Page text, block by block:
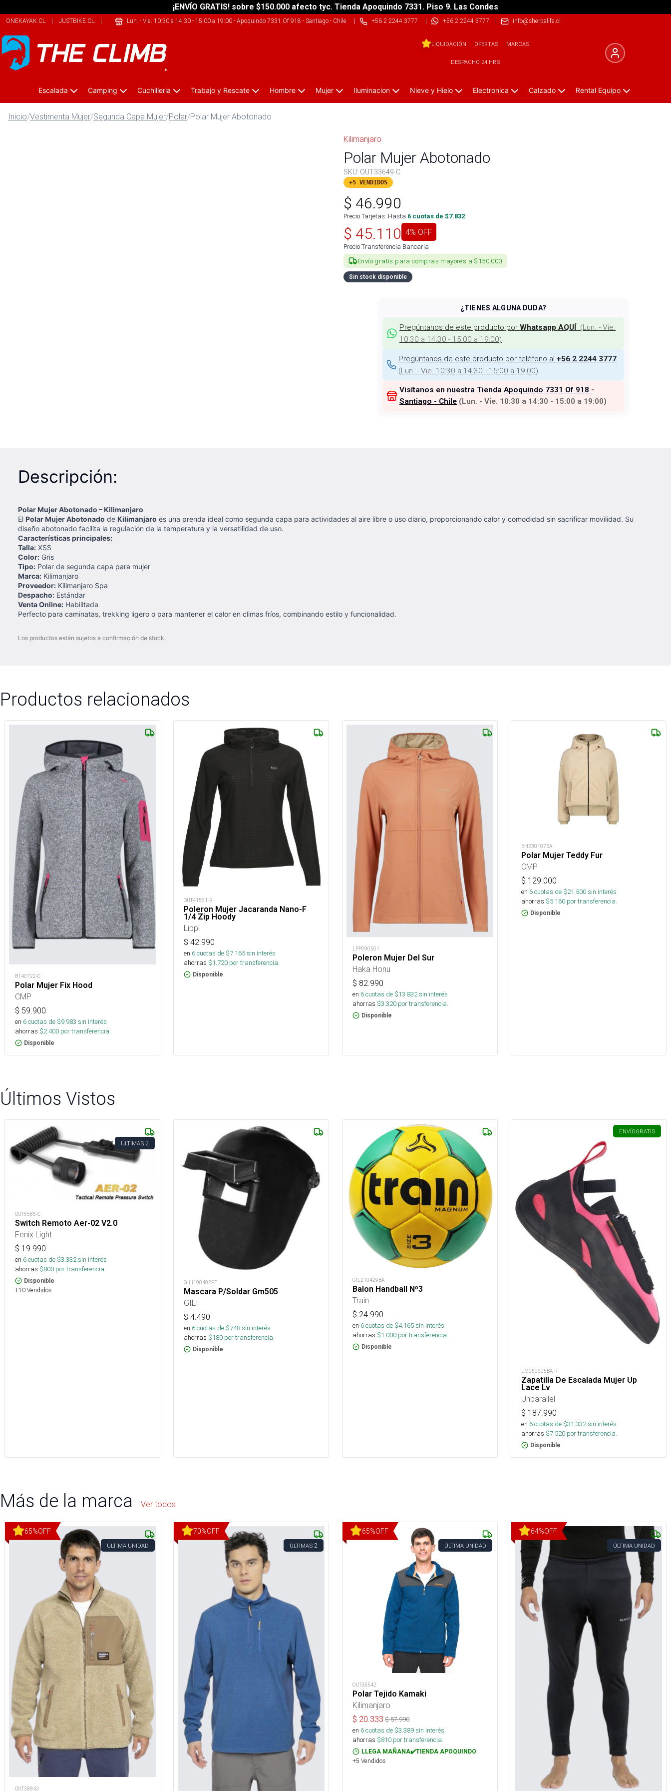
¡ENVÍO GRATIS! sobre $150.000 afecto tyc. Tienda Apoquindo 7331. Piso 9. Las Condes
ONEKAYAK.CL | JUSTBIKE.CL | THEARMY.CLLun. - Vie. 10:30 a 14:30 - 15:00 a 19:00- Apoquindo 7331 Of 918 - Santiago - Chile| +56 2 2244 3777 | +56 2 2244 3777 | info@sherpalife.cl
LIQUIDACIÓN OFERTAS MARCAS
DESPACHO 24 HRS
Escalada Camping Cuchilleria Trabajo y Rescate Hombre Mujer Iluminacion Nieve y Hielo Electronica Calzado Rental Equipo
Inicio/Vestimenta Mujer/Segunda Capa Mujer/Polar/Polar Mujer Abotonado
Kilimanjaro
Polar Mujer Abotonado
SKU: OUT33649-C
+5 VENDIDOS
$ 46.990
Precio Tarjetas: Hasta 6 cuotas de $7.832
$ 45.110 4% OFF
Precio Transferencia Bancaria
Envío gratis para compras mayores a $150.000
Sin stock disponible
¿TIENES ALGUNA DUDA?
Pregúntanos de este producto por Whatsapp AQUÍ (Lun. - Vie.
10:30 a 14:30 - 15:00 a 19:00)
Pregúntanos de este producto por teléfono al +56 2 2244 3777
(Lun. - Vie. 10:30 a 14:30 - 15:00 a 19:00)
Visítanos en nuestra Tienda Apoquindo 7331 Of 918 -
Santiago - Chile (Lun. - Vie. 10:30 a 14:30 - 15:00 a 19:00)
Descripción:
Polar Mujer Abotonado – Kilimanjaro
El Polar Mujer Abotonado de Kilimanjaro es una prenda ideal como segunda capa para actividades al aire libre o uso diario, proporcionando calor y comodidad sin sacrificar movilidad. Su
diseño abotonado facilita la regulación de la temperatura y la versatilidad de uso.
Características principales:
Talla: XSS
Color: Gris
Tipo: Polar de segunda capa para mujer
Marca: Kilimanjaro
Proveedor: Kilimanjaro Spa
Despacho: Estándar
Venta Online: Habilitada
Perfecto para caminatas, trekking ligero o para mantener el calor en climas fríos, combinando estilo y funcionalidad.
Los productos están sujetos a confirmación de stock.
Productos relacionados
B140722-C
Polar Mujer Fix Hood
CMP
$ 59.900
en 6cuotas de $9.983 sin interés
ahorras $2.400 por transferencia.
Disponible
OUT41561-R
Poleron Mujer Jacaranda Nano-F
1/4 Zip Hoody
Lippi
$ 42.990
en 6cuotas de $7.165sin interés
ahorras $1.720 por transferencia.
Disponible
LPP090501
Poleron Mujer Del Sur
Haka Honu
$ 82.990
en 6cuotas de $13.832sin interés
ahorras $3.320 por transferencia.
Disponible
BH230107BA
Polar Mujer Teddy Fur
CMP
$ 129.000
en 6cuotas de $21.500sin interés
ahorras $5.160 por transferencia.
Disponible
Últimos Vistos
ÚLTIMAS 2
OUT5585-C
Switch Remoto Aer-02 V2.0
Fenix Light
$ 19.990
en 6cuotas de $3.332sin interés
ahorras $800 por transferencia.
Disponible
+10 Vendidos
GILI190402FE
Mascara P/Soldar Gm505
GILI
$ 4.490
en 6cuotas de $748sin interés
ahorras $180 por transferencia.
Disponible
GIL210429BA
Balon Handball Nº3
Train
$ 24.990
en 6cuotas de $4.165sin interés
ahorras $1.000 por transferencia.
Disponible
ENVÍOGRATIS
LM050605BA-R
Zapatilla De Escalada Mujer Up
Lace Lv
Unparallel
$ 187.990
en 6cuotas de $31.332sin interés
ahorras $7.520 por transferencia.
Disponible
Más de la marca Ver todos
65%OFF
ÚLTIMA UNIDAD
OUT38843
70%OFF
ÚLTIMAS 2
65%OFF
ÚLTIMA UNIDAD
OUT35542
Polar Tejido Kamaki
Kilimanjaro
$ 20.333 $57.990
en 6cuotas de $3.389sin interés
ahorras $810 por transferencia.
LLEGA MAÑANA✔️TIENDA APOQUINDO
+5 Vendidos
64%OFF
ÚLTIMA UNIDAD